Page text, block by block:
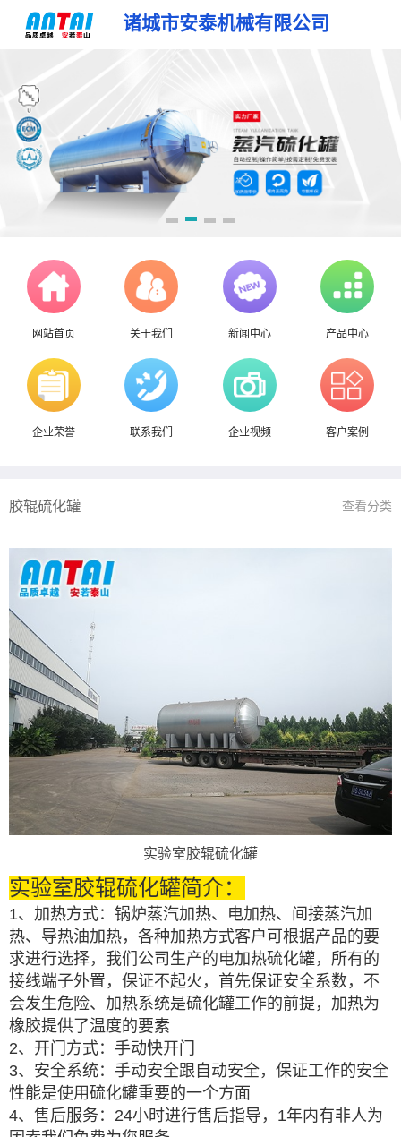
诸城市安泰机械有限公司
网站首页 关于我们 新闻中心 产品中心
企业荣誉 联系我们 企业视频 客户案例
胶辊硫化罐 查看分类
实验室胶辊硫化罐
实验室胶辊硫化罐简介：
1、加热方式：锅炉蒸汽加热、电加热、间接蒸汽加
热、导热油加热，各种加热方式客户可根据产品的要
求进行选择，我们公司生产的电加热硫化罐，所有的
接线端子外置，保证不起火，首先保证安全系数，不
会发生危险、加热系统是硫化罐工作的前提，加热为
橡胶提供了温度的要素
2、开门方式：手动快开门
3、安全系统：手动安全跟自动安全，保证工作的安全
性能是使用硫化罐重要的一个方面
4、售后服务：24小时进行售后指导，1年内有非人为